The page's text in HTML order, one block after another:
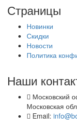
Страницы
Новинки
Скидки
Новости
Политика
Наши
Московский
Московская
Email: